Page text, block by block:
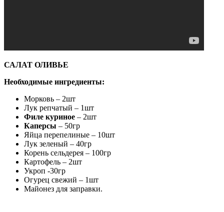
САЛАТ ОЛИВЬЕ
Необходимые ингредиенты:
Морковь – 2шт
Лук репчатый – 1шт
Филе куриное – 2шт
Каперсы – 50гр
Яйца перепелиные – 10шт
Лук зеленый – 40гр
Корень сельдерея – 100гр
Картофель – 2шт
Укроп -30гр
Огурец свежий – 1шт
Майонез для заправки.